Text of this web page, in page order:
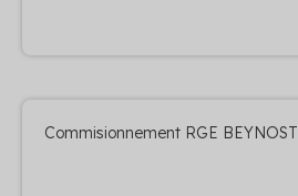
Commisionnement RGE BEYNOST